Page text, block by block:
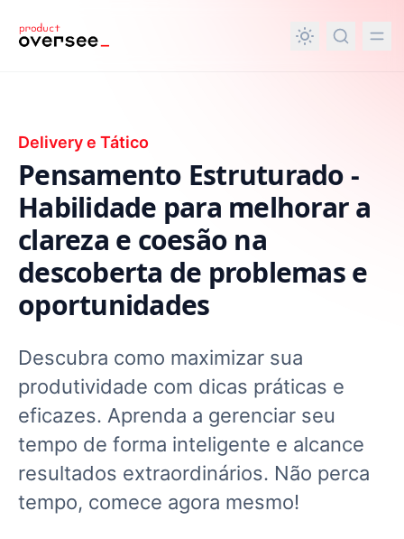
principal
Delivery e Tático
Pensamento Estruturado -
Habilidade para melhorar a
clareza e coesão na
descoberta de problemas e
oportunidades
Descubra como maximizar sua
produtividade com dicas práticas e
eficazes. Aprenda a gerenciar seu
tempo de forma inteligente e alcance
resultados extraordinários. Não perca
tempo, comece agora mesmo!